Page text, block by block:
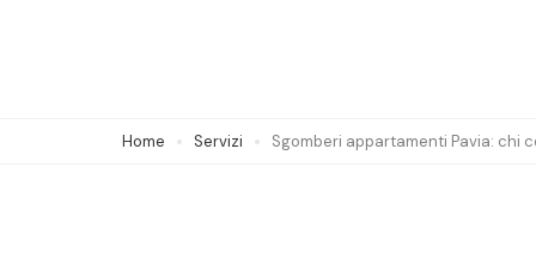
Home Servizi Sgomberi appartamenti Pavia: chi